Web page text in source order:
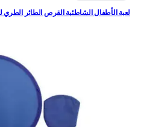
الأطفال الشاطئية القرص الطائر الطري للأطفال